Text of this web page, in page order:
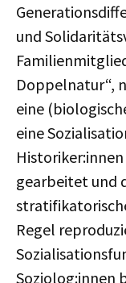
und
Doppelnatur“,
eine
eine
gearbeitet und
Regel
Soziolog:innen